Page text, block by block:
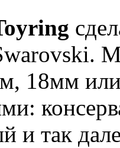
18мм
и так